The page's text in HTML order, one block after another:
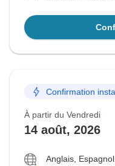
Confirmation
À partir du Vendredi
14 août, 2026
Anglais, Espagnol